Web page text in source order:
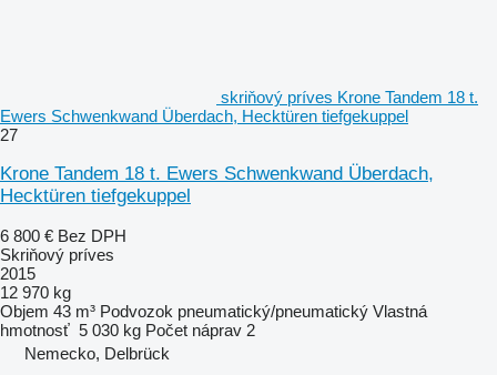
skriňový príves Krone Tandem 18 t.
Ewers Schwenkwand Überdach, Hecktüren tiefgekuppel
27
Krone Tandem 18 t. Ewers Schwenkwand Überdach,
Hecktüren tiefgekuppel
6 800 € Bez DPH
Skriňový príves
2015
12 970 kg
Objem 43 m³ Podvozok pneumatický/pneumatický Vlastná
hmotnosť 5 030 kg Počet náprav 2
Nemecko, Delbrück